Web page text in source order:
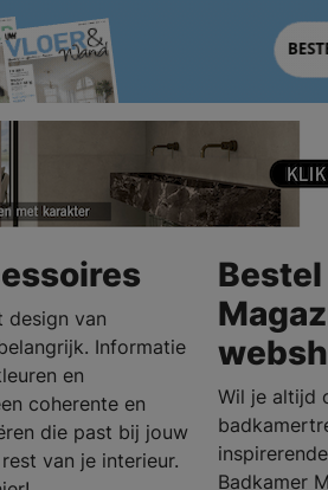
design van
Informatie
en
coherente en
die past bij jouw
van je interieur.
Wil je altijd
Badkamer